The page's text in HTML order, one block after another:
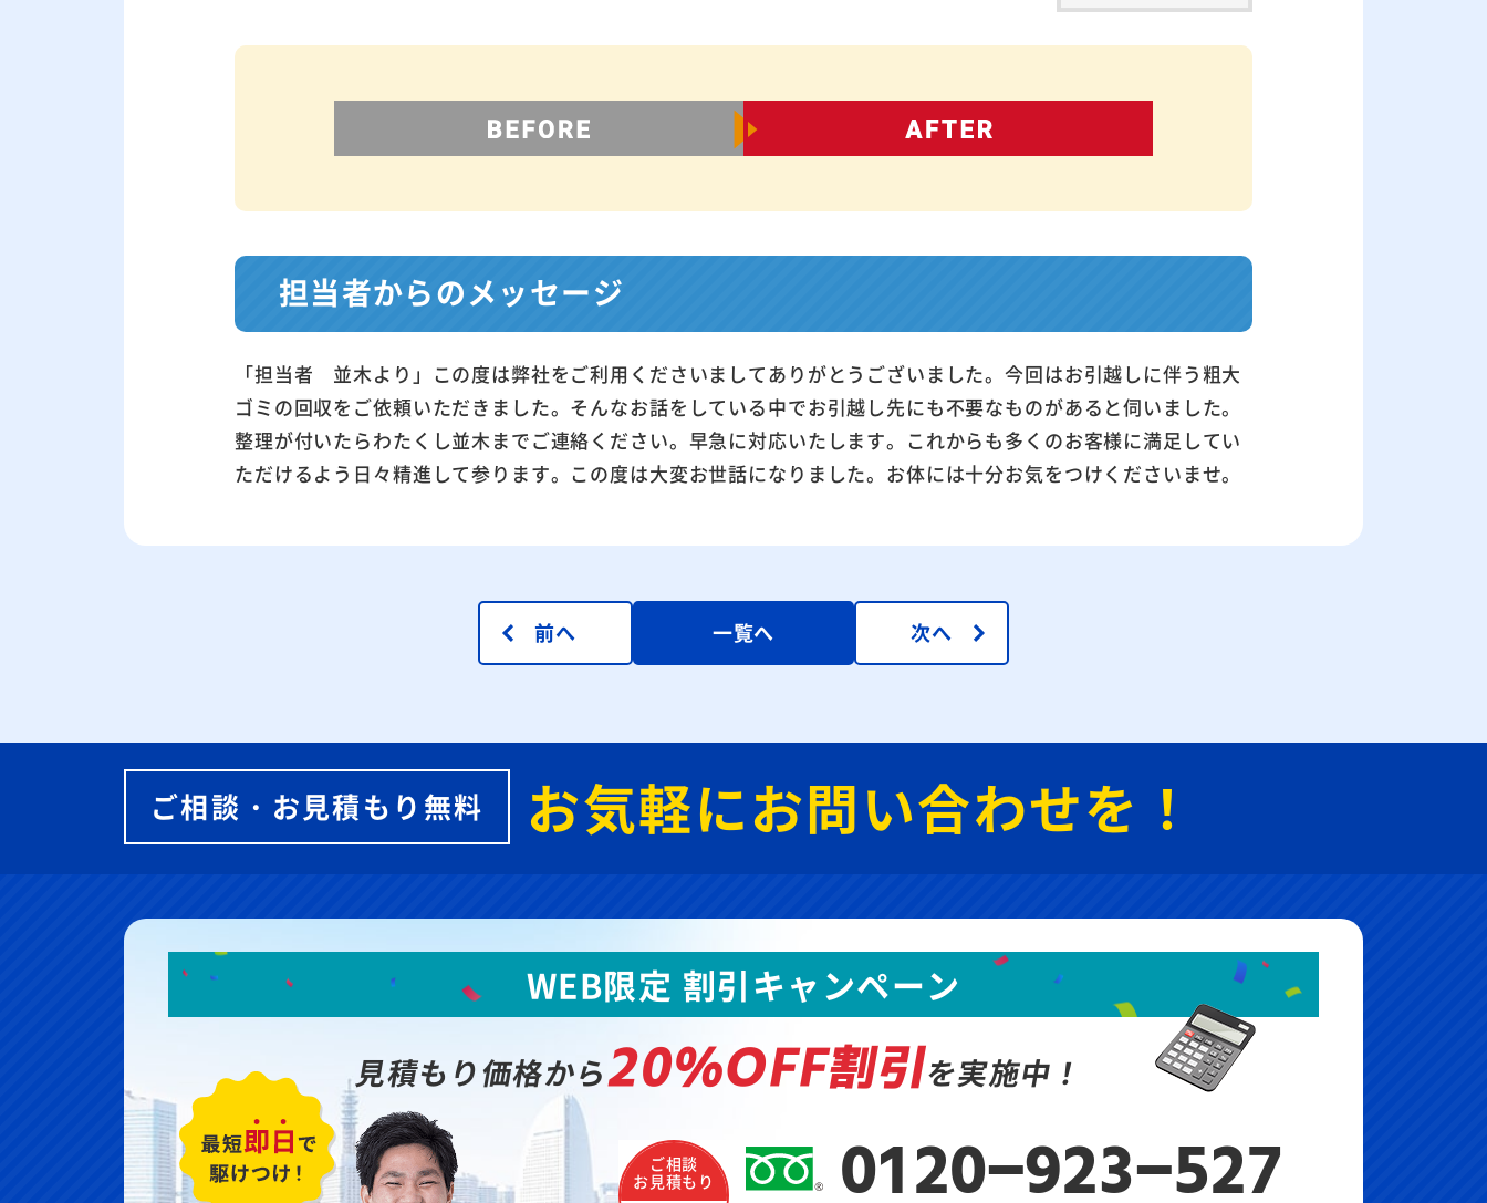
担当者からのメッセージ
「担当者 並木より」この度は弊社をご利用くださいましてありがとうございました。今回はお引越しに伴う粗大
ゴミの回収をご依頼いただきました。そんなお話をしている中でお引越し先にも不要なものがあると伺いました。
整理が付いたらわたくし並木までご連絡ください。早急に対応いたします。これからも多くのお客様に満足してい
ただけるよう日々精進して参ります。この度は大変お世話になりました。お体には十分お気をつけくださいませ。
前へ 一覧へ 次へ
ご相談・お見積もり無料 お気軽にお問い合わせを！
WEB限定 割引キャンペーン
見積もり価格から20%OFF割引を実施中！
ご相談
お見積もり
0120-923-527